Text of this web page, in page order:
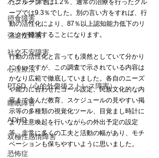
摂食障害
強迫性障害
社交不安障害
心理療法
PTSD（心的外傷後ストレス障害）
睡眠障害
ADHD
双極性感情障害
恐怖症
たグループでは1.2％、通常の治療を行ったグル
ープでは9.3％でした。別の言い方をすれば、行
動の活性化により、87％以上認知能力低下のリ
スクが軽減することになります。
行動の活性化と言っても漠然としていて分かり
にくいですが、この調査で示されている内容は
かなり広範で徹底していました。各自のニーズ
や能力に合わせたゴール設定、民族文化的な内
容まで含んだ教育、スケジュールの見やすい掲
示等の多種類の視覚化ツール、目覚まし時計に
より注意喚起を行いながらの外出予定の設定
等、非常に多くの工夫と活動の幅があり、モチ
ベーションも保ちやすいように思いました。